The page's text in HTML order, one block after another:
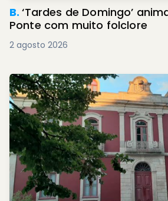
B.‘Tardes de Domingo’
Ponte com muito folclore
2 agosto 2026